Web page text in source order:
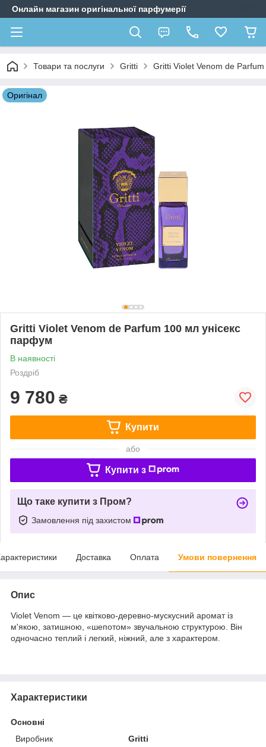
Онлайн магазин оригінальної парфумерії
Товари та послуги Gritti Gritti Violet Venom de
Оригiнал
Gritti Violet Venom de Parfum 100 мл унісекс
парфум
В наявності
Роздріб
9 780 ₴
Купити
або
Купити з
Що таке купити з Пром?
Замовлення під захистом
Доставка Оплата Умови повернення
Опис
Violet Venom — це квітково-деревно-мускусний аромат із
м'якою, затишною, «шепотом» звучальною структурою. Він
одночасно теплий і легкий, ніжний, але з характером.
Характеристики
Основні
Виробник
Gritti